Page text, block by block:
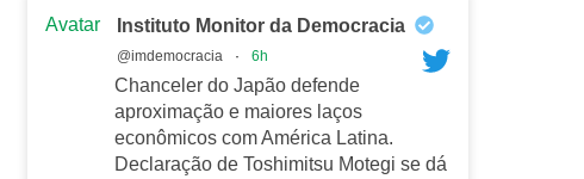
Avatar Instituto Monitor da Democracia
@imdemocracia · 6h
Chanceler do Japão defende
aproximação e maiores laços
econômicos com América Latina.
Declaração de Toshimitsu Motegi se dá